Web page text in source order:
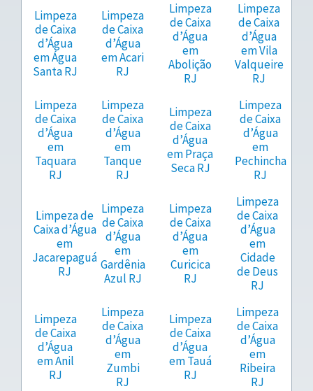
Limpeza
de Caixa
d’Água
em Água
Santa RJ
Limpeza
de Caixa
d’Água
em Acari
RJ
Limpeza
de Caixa
d’Água
em
Abolição
RJ
Limpeza
de Caixa
d’Água
em Vila
Valqueire
RJ
Limpeza
de Caixa
d’Água
em
Taquara
RJ
Limpeza
de Caixa
d’Água
em
Tanque
RJ
Limpeza
de Caixa
d’Água
em Praça
Seca RJ
Limpeza
de Caixa
d’Água
em
Pechincha
RJ
Limpeza de
Caixa d’Água
em
Jacarepaguá
RJ
Limpeza
de Caixa
d’Água
em
Gardênia
Azul RJ
Limpeza
de Caixa
d’Água
em
Curicica
RJ
Limpeza
de Caixa
d’Água
em
Cidade
de Deus
RJ
Limpeza
de Caixa
d’Água
em Anil
RJ
Limpeza
de Caixa
d’Água
em
Zumbi
RJ
Limpeza
de Caixa
d’Água
em Tauá
RJ
Limpeza
de Caixa
d’Água
em
Ribeira
RJ